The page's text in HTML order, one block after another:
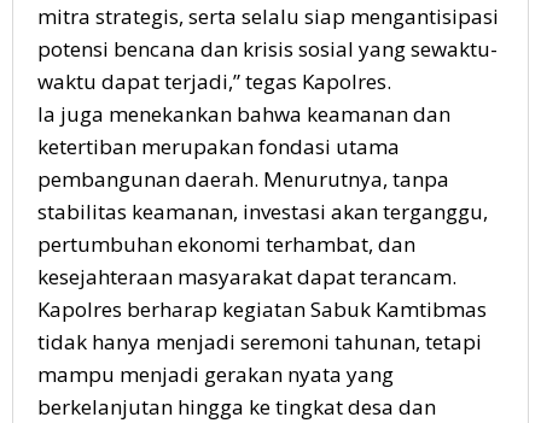
mitra strategis, serta selalu siap mengantisipasi
potensi bencana dan krisis sosial yang sewaktu-
waktu dapat terjadi,” tegas Kapolres.
Ia juga menekankan bahwa keamanan dan
ketertiban merupakan fondasi utama
pembangunan daerah. Menurutnya, tanpa
stabilitas keamanan, investasi akan terganggu,
pertumbuhan ekonomi terhambat, dan
kesejahteraan masyarakat dapat terancam.
Kapolres berharap kegiatan Sabuk Kamtibmas
tidak hanya menjadi seremoni tahunan, tetapi
mampu menjadi gerakan nyata yang
berkelanjutan hingga ke tingkat desa dan